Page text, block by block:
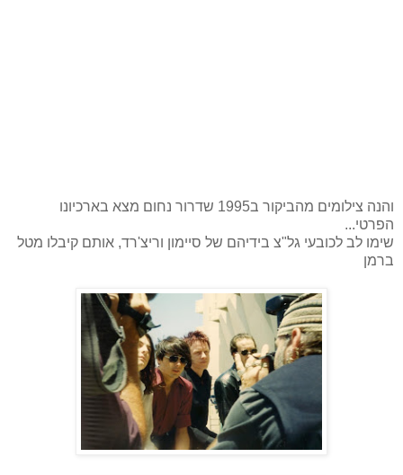
והנה צילומים מהביקור ב1995 שדרור נחום מצא בארכיונו
הפרטי...
שימו לב לכובעי גל"צ בידיהם של סיימון וריצ'רד, אותם קיבלו מטל
ברמן